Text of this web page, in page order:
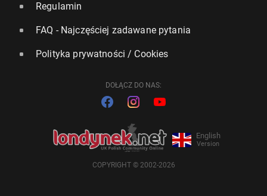
Regulamin
FAQ - Najczęściej zadawane pytania
Polityka prywatności / Cookies
DOŁĄCZ DO NAS:
English
Version
COPYRIGHT © 2002-2026